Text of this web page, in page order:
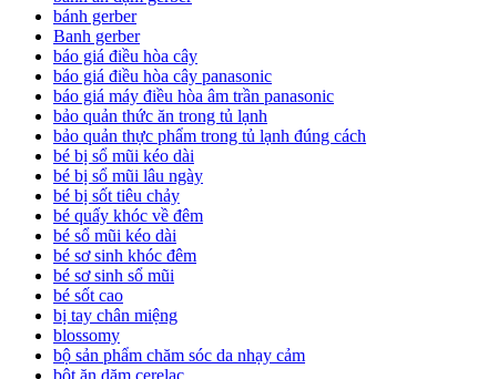
bánh gerber
Banh gerber
báo giá điều hòa cây
báo giá điều hòa cây panasonic
báo giá máy điều hòa âm trần panasonic
bảo quản thức ăn trong tủ lạnh
bảo quản thực phẩm trong tủ lạnh đúng cách
bé bị sổ mũi kéo dài
bé bị sổ mũi lâu ngày
bé bị sốt tiêu chảy
bé quấy khóc về đêm
bé sổ mũi kéo dài
bé sơ sinh khóc đêm
bé sơ sinh sổ mũi
bé sốt cao
bị tay chân miệng
blossomy
bộ sản phẩm chăm sóc da nhạy cảm
bột ăn dặm cerelac